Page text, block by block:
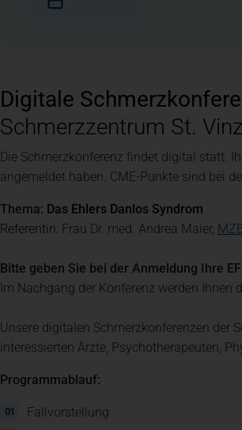
GEMEINSAM WERTvoll
Digitale
Schmerzzentrum St.
Die Schmerzkonferenz findet digital statt.
angemeldet haben. CME-Punkte sind bei
Thema: Das Ehlers Danlos Syndrom
Referentin: Frau Dr. med. Andrea Maier,
Bitte geben Sie bei der Anmeldung Ihre
Im Nachgang der Konferenz werden Ihnen
Unsere digitalen Schmerzkonferenzen der
interessierten Ärzte, Psychotherapeuten,
Programmablauf:
Fallvorstellung